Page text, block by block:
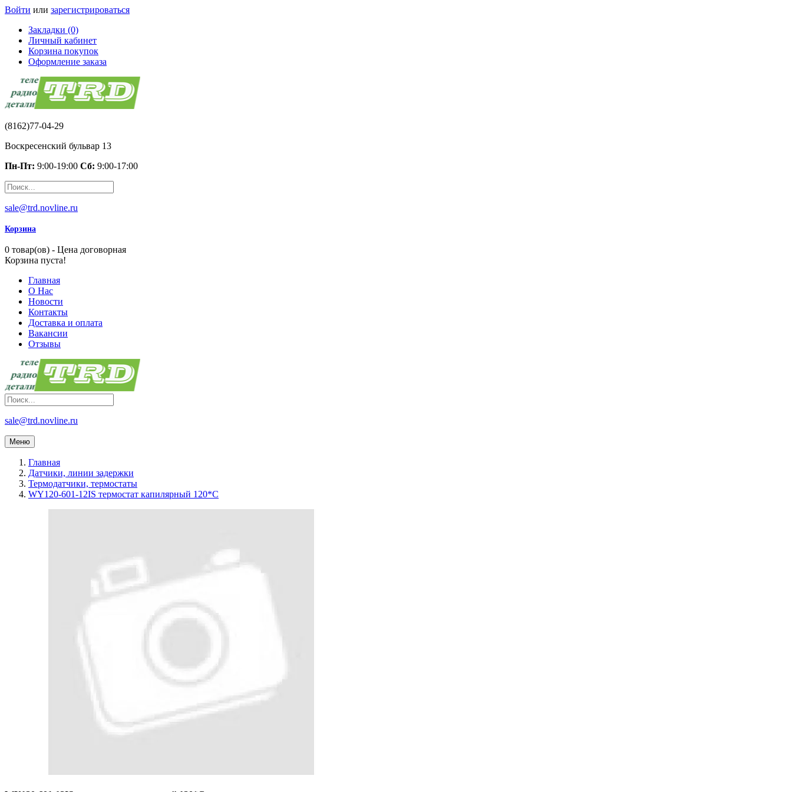
Войти или зарегистрироваться
Закладки (0)
Личный кабинет
Корзина покупок
Оформление заказа
(8162)77-04-29
Воскресенский бульвар 13
Пн-Пт: 9:00-19:00 Сб: 9:00-17:00
sale@trd.novline.ru
Корзина
0 товар(ов) - Цена договорная
Корзина пуста!
Главная
О Нас
Новости
Контакты
Доставка и оплата
Вакансии
Отзывы
sale@trd.novline.ru
Меню
Главная
Датчики, линии задержки
Термодатчики, термостаты
WY120-601-12IS термостат капилярный 120*С